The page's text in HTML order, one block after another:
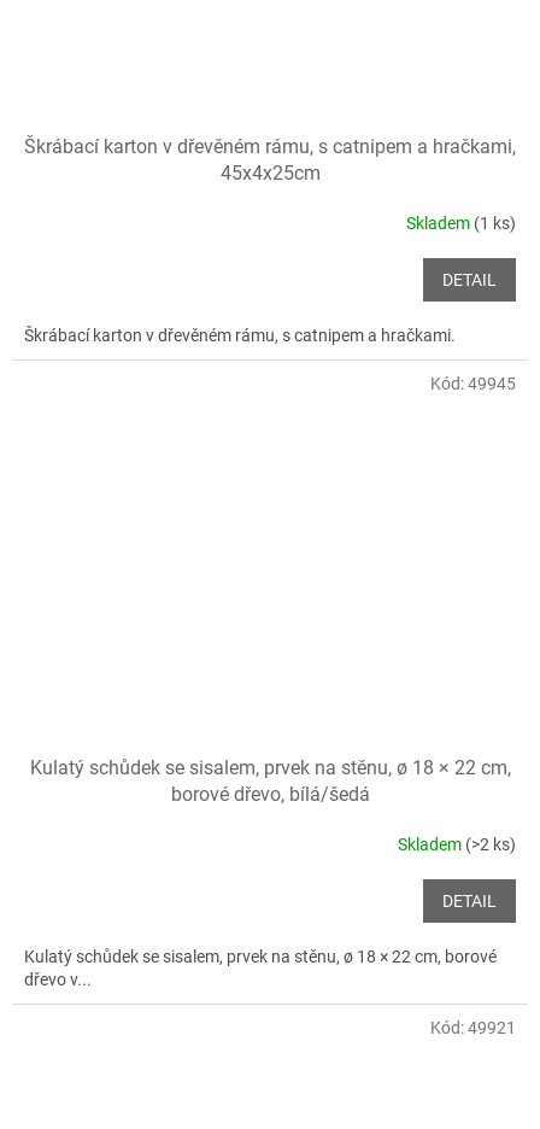
Škrábací karton v dřevěném rámu, s catnipem a hračkami,
45x4x25cm
Skladem (1 ks)
DETAIL
Škrábací karton v dřevěném rámu, s catnipem a hračkami.
Kulatý schůdek se sisalem, prvek na stěnu, ø 18 × 22 cm,
borové dřevo, bílá/šedá
Skladem (>2 ks)
DETAIL
Kulatý schůdek se sisalem, prvek na stěnu, ø 18 × 22 cm, borové
dřevo v...
Kód:49945
Kód:49921